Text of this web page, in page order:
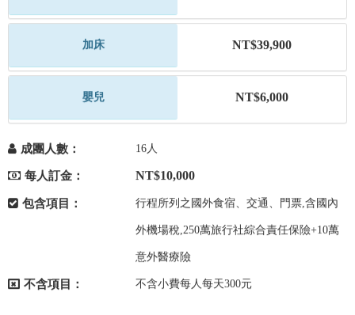
加床 NT$39,900
嬰兒 NT$6,000
成團人數： 16人
每人訂金： NT$10,000
包含項目： 行程所列之國外食宿、交通、門票,含國內
外機場稅,250萬旅行社綜合責任保險+10萬
意外醫療險
不含項目： 不含小費每人每天300元